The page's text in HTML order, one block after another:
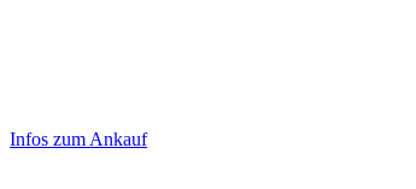
Sidebar
Infos zum Ankauf